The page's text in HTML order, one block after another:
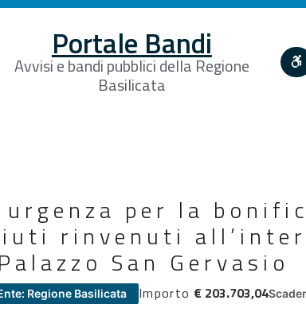
Portale Bandi
Avvisi e bandi pubblici della Regione
Basilicata
per la
rinvenuti
San Gervasio
Regione Basilicata Importo € 203.703,04